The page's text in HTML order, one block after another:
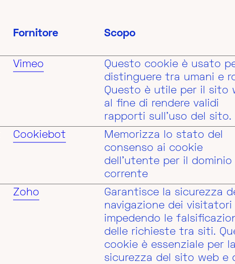
Fornitore Scopo
Vimeo
Questo cookie è usato
distinguere tra umani e
Questo è utile per il sito
al fine di rendere validi
rapporti sull'uso del sito.
Cookiebot
Memorizza lo stato del
consenso ai cookie
dell'utente per il dominio
corrente
Zoho
Garantisce la sicurezza
navigazione dei visitatori
impedendo le
delle richieste tra siti.
cookie è essenziale per la
sicurezza del sito web e